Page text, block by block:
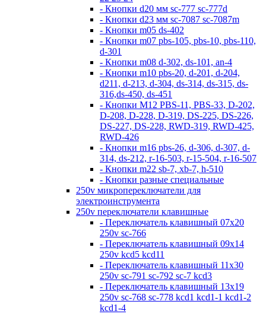
- Кнопки d20 мм sc-777 sc-777d
- Кнопки d23 мм sc-7087 sc-7087m
- Кнопки m05 ds-402
- Кнопки m07 pbs-105, pbs-10, pbs-110,
d-301
- Кнопки m08 d-302, ds-101, an-4
- Кнопки m10 pbs-20, d-201, d-204,
d211, d-213, d-304, ds-314, ds-315, ds-
316,ds-450, ds-451
- Кнопки M12 PBS-11, PBS-33, D-202,
D-208, D-228, D-319, DS-225, DS-226,
DS-227, DS-228, RWD-319, RWD-425,
RWD-426
- Кнопки m16 pbs-26, d-306, d-307, d-
314, ds-212, r-16-503, r-15-504, r-16-507
- Кнопки m22 sb-7, xb-7, h-510
- Кнопки разные специальные
250v микропереключатели для
электроинструмента
250v переключатели клавишные
- Переключатель клавишный 07х20
250v sc-766
- Переключатель клавишный 09х14
250v kcd5 kcd11
- Переключатель клавишный 11х30
250v sc-791 sc-792 sc-7 kcd3
- Переключатель клавишный 13х19
250v sc-768 sc-778 kcd1 kcd1-1 kcd1-2
kcd1-4